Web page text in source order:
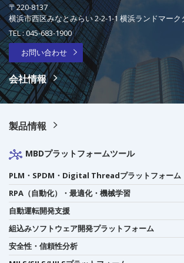
〒220-8137
横浜市西区みなとみらい 2-2-1-1 横浜ランドマーク
TEL :045-683-1900
お問い合わせ
会社情報
製品情報
MBDプラットフォームツール
PLM・SPDM・Digital Threadプラットフォーム
RPA（自動化）・最適化・機械学習
自動運転開発支援
組込みソフトウェア開発プラットフォーム
安全性・信頼性分析